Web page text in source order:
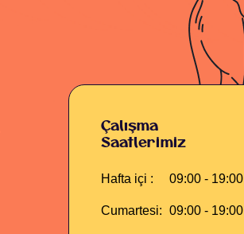
Çalışma
Saatlerimiz
Hafta içi : 09:00 - 19:00
Cumartesi: 09:00 - 19:00